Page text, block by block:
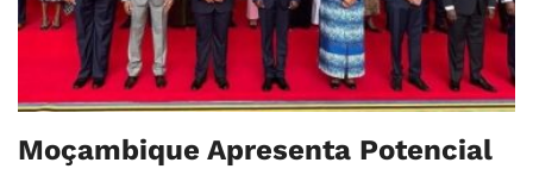
Moçambique Apresenta Potencial